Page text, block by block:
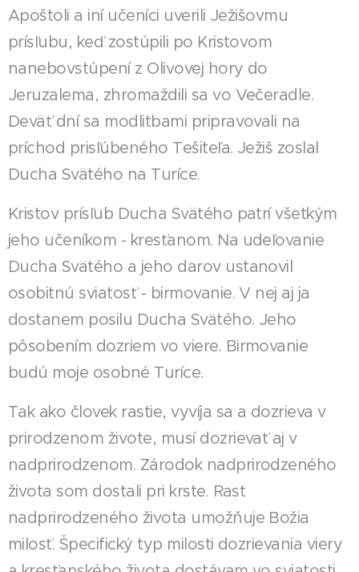
Apoštoli a iní učeníci uverili Ježišovmu
prísľubu, keď zostúpili po Kristovom
nanebovstúpení z Olivovej hory do
Jeruzalema, zhromaždili sa vo Večeradle.
Deväť dní sa modlitbami pripravovali na
príchod prisľúbeného Tešiteľa. Ježiš zoslal
Ducha Svätého na Turíce.
Kristov prísľub Ducha Svätého patrí všetkým
jeho učeníkom - kresťanom. Na udeľovanie
Ducha Svätého a jeho darov ustanovil
osobitnú sviatosť - birmovanie. V nej aj ja
dostanem posilu Ducha Svätého. Jeho
pôsobením dozriem vo viere. Birmovanie
budú moje osobné Turíce.
Tak ako človek rastie, vyvíja sa a dozrieva v
prirodzenom živote, musí dozrievať aj v
nadprirodzenom. Zárodok nadprirodzeného
života som dostali pri krste. Rast
nadprirodzeného života umožňuje Božia
milosť. Špecifický typ milosti dozrievania viery